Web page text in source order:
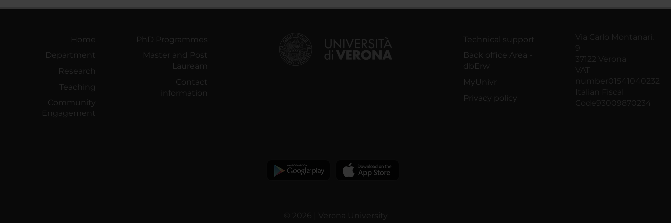
Home
Department
Research
Teaching
Community
Engagement
PhD Programmes
Master and Post
Lauream
Contact
information
Technical support
Back office Area -
dbErw
MyUnivr
Privacy policy
Via Carlo Montanari,
9
37122 Verona
VAT
number01541040232
Italian Fiscal
Code93009870234
© 2026 | Verona University